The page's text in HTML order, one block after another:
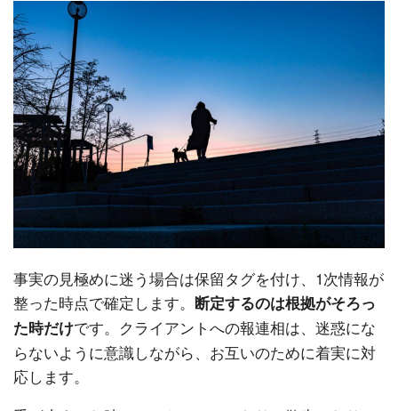
事実の見極めに迷う場合は保留タグを付け、1次情報が
整った時点で確定します。 断定するのは根拠がそろっ
た時だけです。クライアントへの報連相は、迷惑にな
らないように意識しながら、お互いのために着実に対
応します。